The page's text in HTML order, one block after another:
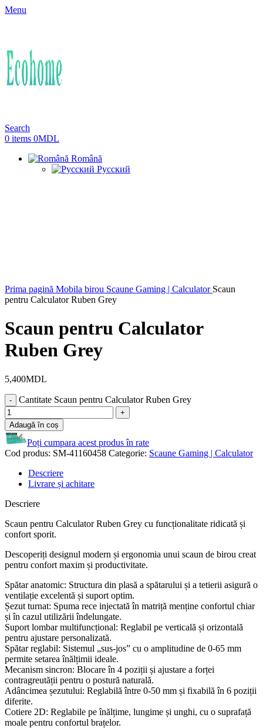
Menu
Search
0 items 0MDL
Română
Русский
Prima pagină Mobila birou Scaune Gaming | Calculator Scaun
pentru Calculator Ruben Grey
Scaun pentru Calculator
Ruben Grey
5,400MDL
Cantitate Scaun pentru Calculator Ruben Grey
Adaugă în coș
Poți cumpara acest produs în rate
Cod produs: SM-41160458 Categorie: Scaune Gaming | Calculator
Descriere
Livrare și achitare
Descriere
Scaun pentru Calculator Ruben Grey cu funcționalitate ridicată și
confort sporit.
Descoperiți designul modern și ergonomia unui scaun de birou creat
pentru confort maxim și productivitate.
Spătar anatomic: Structura din plasă a spătarului și a tetierii asigură o
ventilație excelentă și suport optim.
Șezut turnat: Spuma rece injectată în matriță menține confortul chiar
și în cazul utilizării îndelungate.
Suport lombar multifuncțional: Reglabil pe verticală și orizontală
pentru ajustare personalizată.
Spătar reglabil: Sistemul „sus-jos” cu o amplitudine de 0-65 mm
permite setarea înălțimii ideale.
Mecanism sincron: Blocare în 4 poziții și ajustare a forței
contragreutății pentru o postură naturală.
Adâncimea șezutului: Reglabilă între 0-50 mm și fixabilă în 6 poziții
diferite.
Cotiere 2D: Reglabile pe înălțime, lungime și unghi, cu o suprafață
moale pentru confortul brațelor.